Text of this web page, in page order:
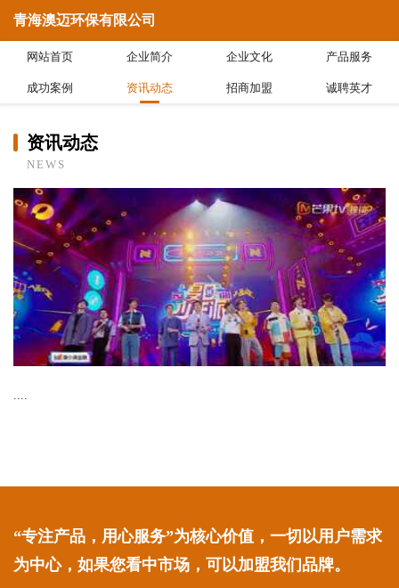
青海澳迈环保有限公司
网站首页 企业简介 企业文化 产品服务
成功案例 资讯动态 招商加盟 诚聘英才
资讯动态
NEWS
....
“专注产品，用心服务”为核心价值，一切以用户需求
为中心，如果您看中市场，可以加盟我们品牌。